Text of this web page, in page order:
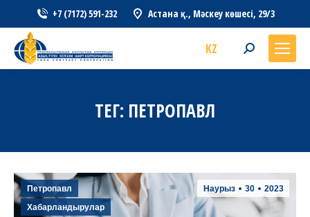
+7 (7172) 591-232 Астана қ., Мәскеу көшесі, 29/3
KZ Search:
ТЕГ: ПЕТРОПАВЛ
Наурыз 30 2023
Петропавл
Хабарландырулар